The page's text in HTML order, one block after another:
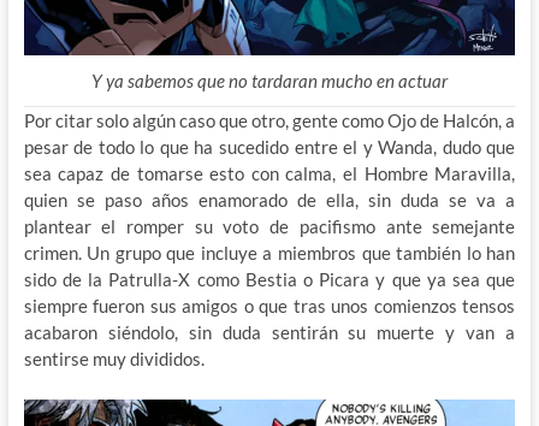
Y ya sabemos que no tardaran mucho en actuar
Por citar solo algún caso que otro, gente como Ojo de Halcón, a
pesar de todo lo que ha sucedido entre el y Wanda, dudo que
sea capaz de tomarse esto con calma, el Hombre Maravilla,
quien se paso años enamorado de ella, sin duda se va a
plantear el romper su voto de pacifismo ante semejante
crimen. Un grupo que incluye a miembros que también lo han
sido de la Patrulla-X como Bestia o Picara y que ya sea que
siempre fueron sus amigos o que tras unos comienzos tensos
acabaron siéndolo, sin duda sentirán su muerte y van a
sentirse muy divididos.